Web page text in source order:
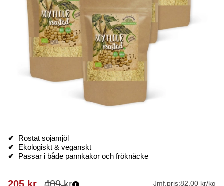
✔
Rostat sojamjöl
✔
Ekologiskt & veganskt
✔
Passar i både pannkakor och fröknäcke
Jmf.pris:82.00 kr/kg